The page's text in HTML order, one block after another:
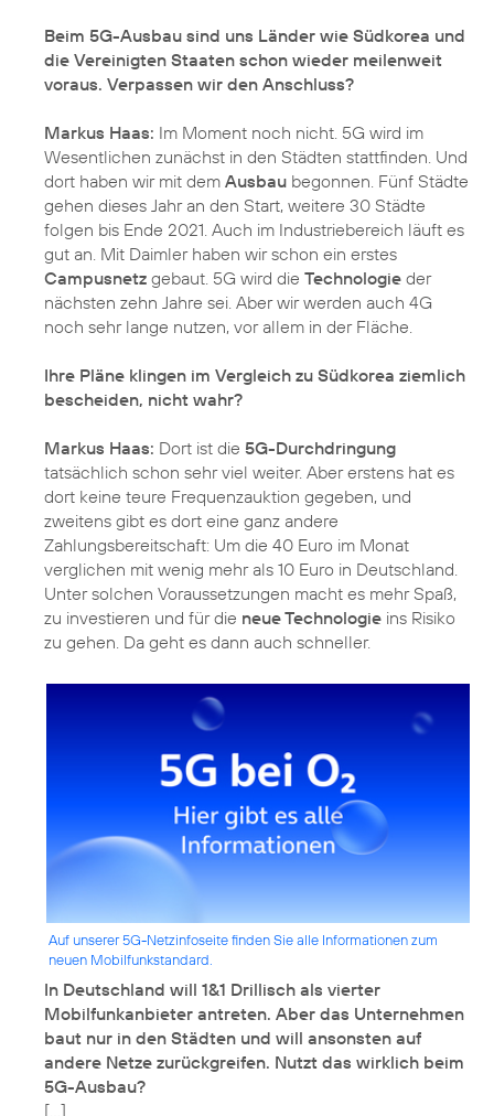
Beim 5G-Ausbau sind uns Länder wie Südkorea und
die Vereinigten Staaten schon wieder meilenweit
voraus. Verpassen wir den Anschluss?
Markus Haas: Im Moment noch nicht. 5G wird im
Wesentlichen zunächst in den Städten stattfinden. Und
dort haben wir mit dem Ausbau begonnen. Fünf Städte
gehen dieses Jahr an den Start, weitere 30 Städte
folgen bis Ende 2021. Auch im Industriebereich läuft es
gut an. Mit Daimler haben wir schon ein erstes
Campusnetz gebaut. 5G wird die Technologie der
nächsten zehn Jahre sei. Aber wir werden auch 4G
noch sehr lange nutzen, vor allem in der Fläche.
Ihre Pläne klingen im Vergleich zu Südkorea ziemlich
bescheiden, nicht wahr?
Markus Haas: Dort ist die 5G-Durchdringung
tatsächlich schon sehr viel weiter. Aber erstens hat es
dort keine teure Frequenzauktion gegeben, und
zweitens gibt es dort eine ganz andere
Zahlungsbereitschaft: Um die 40 Euro im Monat
verglichen mit wenig mehr als 10 Euro in Deutschland.
Unter solchen Voraussetzungen macht es mehr Spaß,
zu investieren und für die neue Technologie ins Risiko
zu gehen. Da geht es dann auch schneller.
Auf unserer 5G-Netzinfoseite finden Sie alle Informationen zum
neuen Mobilfunkstandard.
In Deutschland will 1&1 Drillisch als vierter
Mobilfunkanbieter antreten. Aber das Unternehmen
baut nur in den Städten und will ansonsten auf
andere Netze zurückgreifen. Nutzt das wirklich beim
5G-Ausbau?
[…]